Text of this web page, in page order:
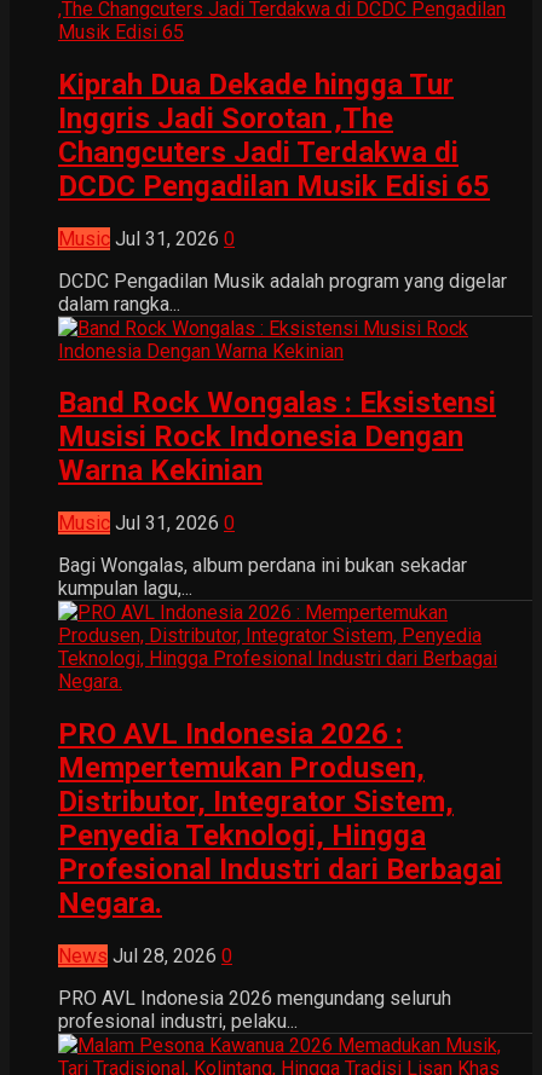
Kiprah Dua Dekade hingga Tur
Inggris Jadi Sorotan ,The
Changcuters Jadi Terdakwa di
DCDC Pengadilan Musik Edisi 65
Music Jul 31, 2026 0
DCDC Pengadilan Musik adalah program yang digelar
dalam rangka...
Band Rock Wongalas : Eksistensi
Musisi Rock Indonesia Dengan
Warna Kekinian
Music Jul 31, 2026 0
Bagi Wongalas, album perdana ini bukan sekadar
kumpulan lagu,...
PRO AVL Indonesia 2026 :
Mempertemukan Produsen,
Distributor, Integrator Sistem,
Penyedia Teknologi, Hingga
Profesional Industri dari Berbagai
Negara.
News Jul 28, 2026 0
PRO AVL Indonesia 2026 mengundang seluruh
profesional industri, pelaku...